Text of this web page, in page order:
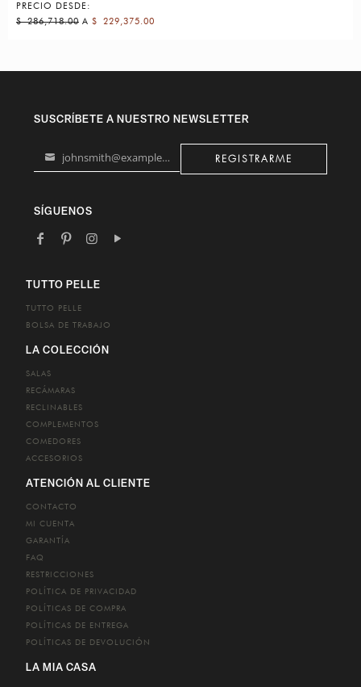
PRECIO DESDE:
$286,718.00 A $ 229,375.00
SUSCRÍBETE A NUESTRO NEWSLETTER
Your
johnsmith@example.com REGISTRARME
SÍGUENOS
TUTTO PELLE
TUTTO PELLE
BOLSA DE TRABAJO
LA COLECCIÓN
SALAS
RECÁMARAS
RECLINABLES
COMPLEMENTOS
COMEDORES
ACCESORIOS
ATENCIÓN AL CLIENTE
CONTACTO
MI CUENTA
GARANTÍA
FAQ
RESTRICCIONES
POLÍTICA DE PRIVACIDAD
POLÍTICAS DE COMPRA
POLÍTICAS DE ENTREGA
POLÍTICAS DE DEVOLUCIÓN
LA MIA CASA